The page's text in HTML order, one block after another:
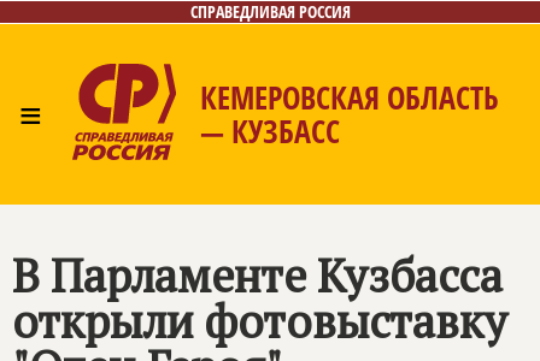
СПРАВЕДЛИВАЯ РОССИЯ
≡ КЕМЕРОВСКАЯ ОБЛАСТЬ
— КУЗБАСС
Лица
Газета Контакты
В Парламенте Кузбасса
открыли фотовыставку